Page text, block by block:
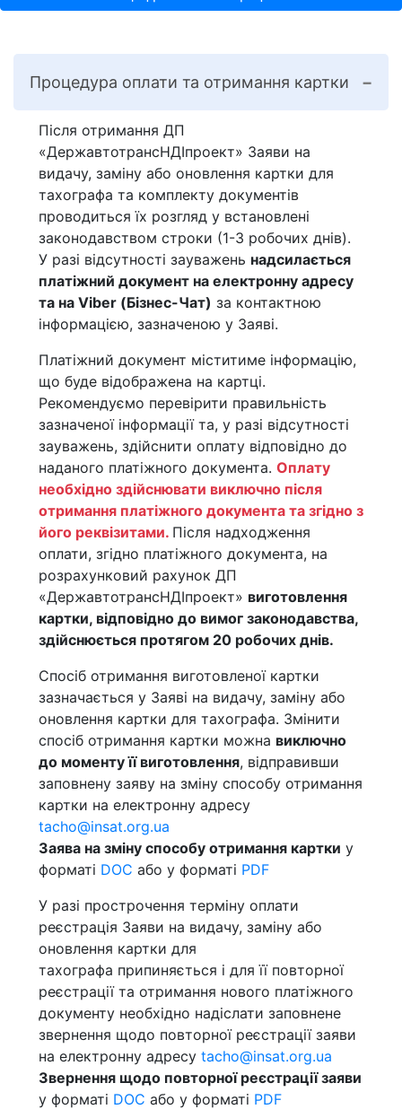
Процедура оплати та отримання картки
Після отримання ДП
«ДержавтотрансНДІпроект» Заяви на
видачу, заміну або оновлення картки для
тахографа та комплекту документів
проводиться їх розгляд у встановлені
законодавством строки (1-3 робочих днів).
У разі відсутності зауважень надсилається
платіжний документ на електронну адресу
та на Viber (Бізнес-Чат) за контактною
інформацією, зазначеною у Заяві.
Платіжний документ міститиме інформацію,
що буде відображена на картці.
Рекомендуємо перевірити правильність
зазначеної інформації та, у разі відсутності
зауважень, здійснити оплату відповідно до
наданого платіжного документа. Оплату
необхідно здійснювати виключно після
отримання платіжного документа та згідно з
його реквізитами. Після надходження
оплати, згідно платіжного документа, на
розрахунковий рахунок ДП
«ДержавтотрансНДІпроект» виготовлення
картки, відповідно до вимог законодавства,
здійснюється протягом 20 робочих днів.
Спосіб отримання виготовленої картки
зазначається у Заяві на видачу, заміну або
оновлення картки для тахографа. Змінити
спосіб отримання картки можна виключно
до моменту її виготовлення, відправивши
заповнену заяву на зміну способу отримання
картки на електронну адресу
tacho@insat.org.ua
Заява на зміну способу отримання картки у
форматі DOC або у форматі PDF
У разі прострочення терміну оплати
реєстрація Заяви на видачу, заміну або
оновлення картки для
тахографа припиняється і для її повторної
реєстрації та отримання нового платіжного
документу необхідно надіслати заповнене
звернення щодо повторної реєстрації заяви
на електронну адресу tacho@insat.org.ua
Звернення щодо повторної реєстрації заяви
у форматі DOC або у форматі PDF